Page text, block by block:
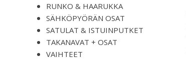
RUNKO & HAARUKKA
SÄHKÖPYÖRÄN OSAT
SATULAT & ISTUINPUTKET
TAKANAVAT + OSAT
VAIHTEET